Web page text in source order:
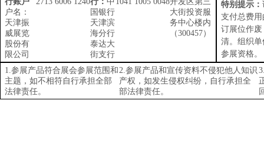
户名：
天津振
威展览
股份有
限公司
国银行
天津滨
海分行
泰达大
街支行
大街投资服
务中心楼内
（300457）
特别提示：
支付总费用
订展位作
清。组织
参展资格。
1.参展产品符合展会参展范围和
主题，如不相符自行承担全部
法律责任。
2.参展产品和宣传资料不侵犯他人知识
产权，如发生侵权纠纷，自行承担全
部法律责任。